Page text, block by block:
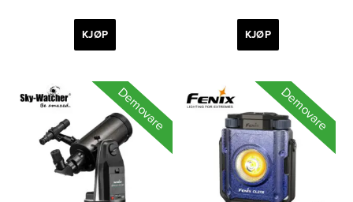
6
999 kr.
KJØP
6
999 kr.
KJØP
Demovare Demovare